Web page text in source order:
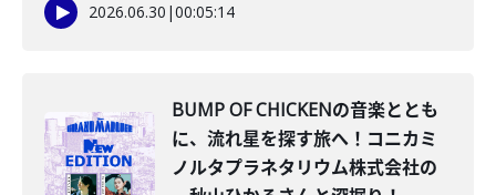
2026.06.30 |00:05:14
BUMP OF CHICKENの音楽ととも
に、流れ星を探す旅へ！コニカミ
ノルタプラネタリウム株式会社の